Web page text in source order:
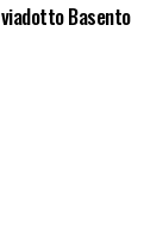
Basento